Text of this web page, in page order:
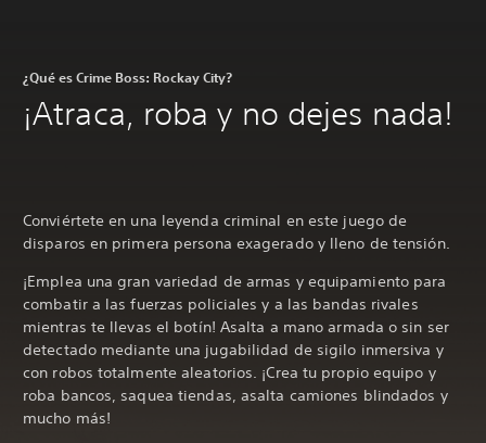
¿Qué es Crime Boss: Rockay City?
¡Atraca, roba y no dejes nada!
Conviértete en una leyenda criminal en este juego de
disparos en primera persona exagerado y lleno de tensión.
¡Emplea una gran variedad de armas y equipamiento para
combatir a las fuerzas policiales y a las bandas rivales
mientras te llevas el botín! Asalta a mano armada o sin ser
detectado mediante una jugabilidad de sigilo inmersiva y
con robos totalmente aleatorios. ¡Crea tu propio equipo y
roba bancos, saquea tiendas, asalta camiones blindados y
mucho más!